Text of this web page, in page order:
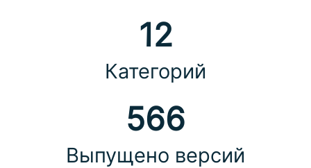
12
Категорий
566
Выпущено версий